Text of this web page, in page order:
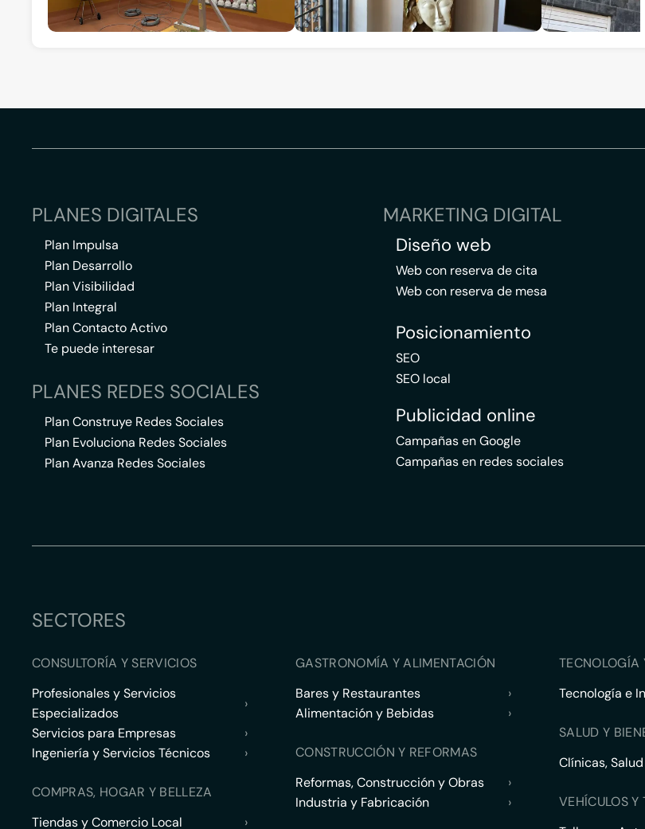
PLANES DIGITALES
Plan Impulsa
Plan Desarrollo
Plan Visibilidad
Plan Integral
Plan Contacto Activo
Te puede interesar
PLANES REDES SOCIALES
Plan Construye Redes Sociales
Plan Evoluciona Redes Sociales
Plan Avanza Redes Sociales
MARKETING DIGITAL
Diseño web
Web con reserva de cita
Web con reserva de mesa
Posicionamiento
SEO
SEO local
Publicidad online
Campañas en Google
Campañas en redes sociales
SECTORES
CONSULTORÍA Y SERVICIOS
Profesionales y Servicios
Especializados
›
Servicios para Empresas
›
Ingeniería y Servicios Técnicos
›
COMPRAS, HOGAR Y BELLEZA
Tiendas y Comercio Local
›
GASTRONOMÍA Y ALIMENTACIÓN
Bares y Restaurantes
›
Alimentación y Bebidas
›
CONSTRUCCIÓN Y REFORMAS
Reformas, Construcción y Obras
›
Industria y Fabricación
›
TECNOLOGÍA
Tecnología e
SALUD Y
Clínicas,
VEHÍCULOS Y